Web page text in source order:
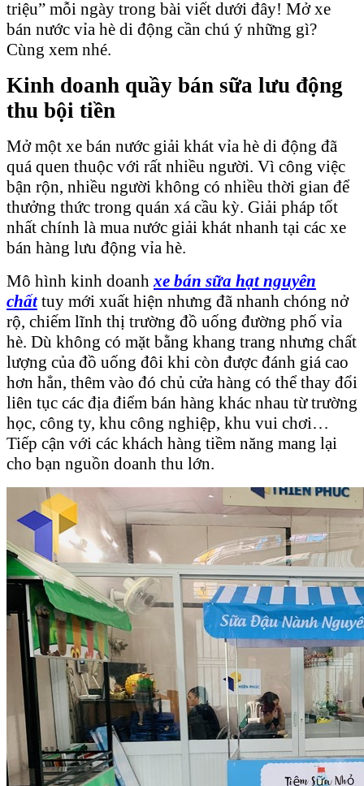
triệu” mỗi ngày trong bài viết dưới đây! Mở xe
bán nước vỉa hè di động cần chú ý những gì?
Cùng xem nhé.
Kinh doanh quầy bán sữa lưu động
thu bội tiền
Mở một xe bán nước giải khát vỉa hè di động đã
quá quen thuộc với rất nhiều người. Vì công việc
bận rộn, nhiều người không có nhiều thời gian để
thưởng thức trong quán xá cầu kỳ. Giải pháp tốt
nhất chính là mua nước giải khát nhanh tại các xe
bán hàng lưu động vỉa hè.
Mô hình kinh doanhxe bán sữa hạt nguyên
chấttuy mới xuất hiện nhưng đã nhanh chóng nở
rộ, chiếm lĩnh thị trường đồ uống đường phố vỉa
hè. Dù không có mặt bằng khang trang nhưng chất
lượng của đồ uống đôi khi còn được đánh giá cao
hơn hẳn, thêm vào đó chủ cửa hàng có thể thay đổi
liên tục các địa điểm bán hàng khác nhau từ trường
học, công ty, khu công nghiệp, khu vui chơi…
Tiếp cận với các khách hàng tiềm năng mang lại
cho bạn nguồn doanh thu lớn.